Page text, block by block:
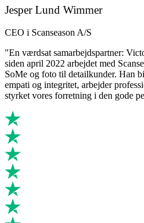
Jesper Lund Wimmer
CEO i Scanseason A/S
"En værdsat samarbejdspartner:
siden april 2022 arbejdet med
SoMe og foto til detailkunder. Han
empati og integritet, arbejder
styrket vores forretning i den gode